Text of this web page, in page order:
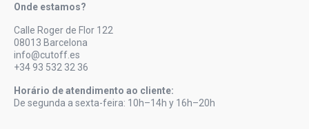
Onde estamos?
Calle Roger de Flor 122
08013 Barcelona
info@cutoff.es
+34 93 532 32 36
Horário de atendimento ao cliente:
De segunda a sexta-feira: 10h–14h y 16h–20h